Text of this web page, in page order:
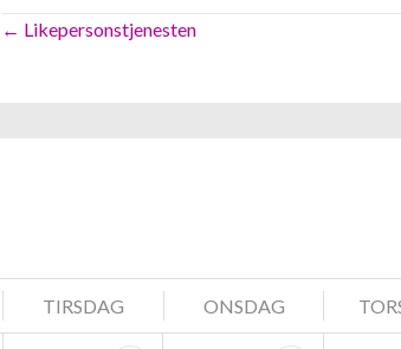
Posts
← Likepersonstjenesten
TIRSDAG ONSDAG